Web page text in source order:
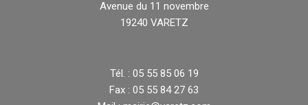
Avenue du 11 novembre
19240 VARETZ
Tél. : 05 55 85 06 19
Fax : 05 55 84 27 63